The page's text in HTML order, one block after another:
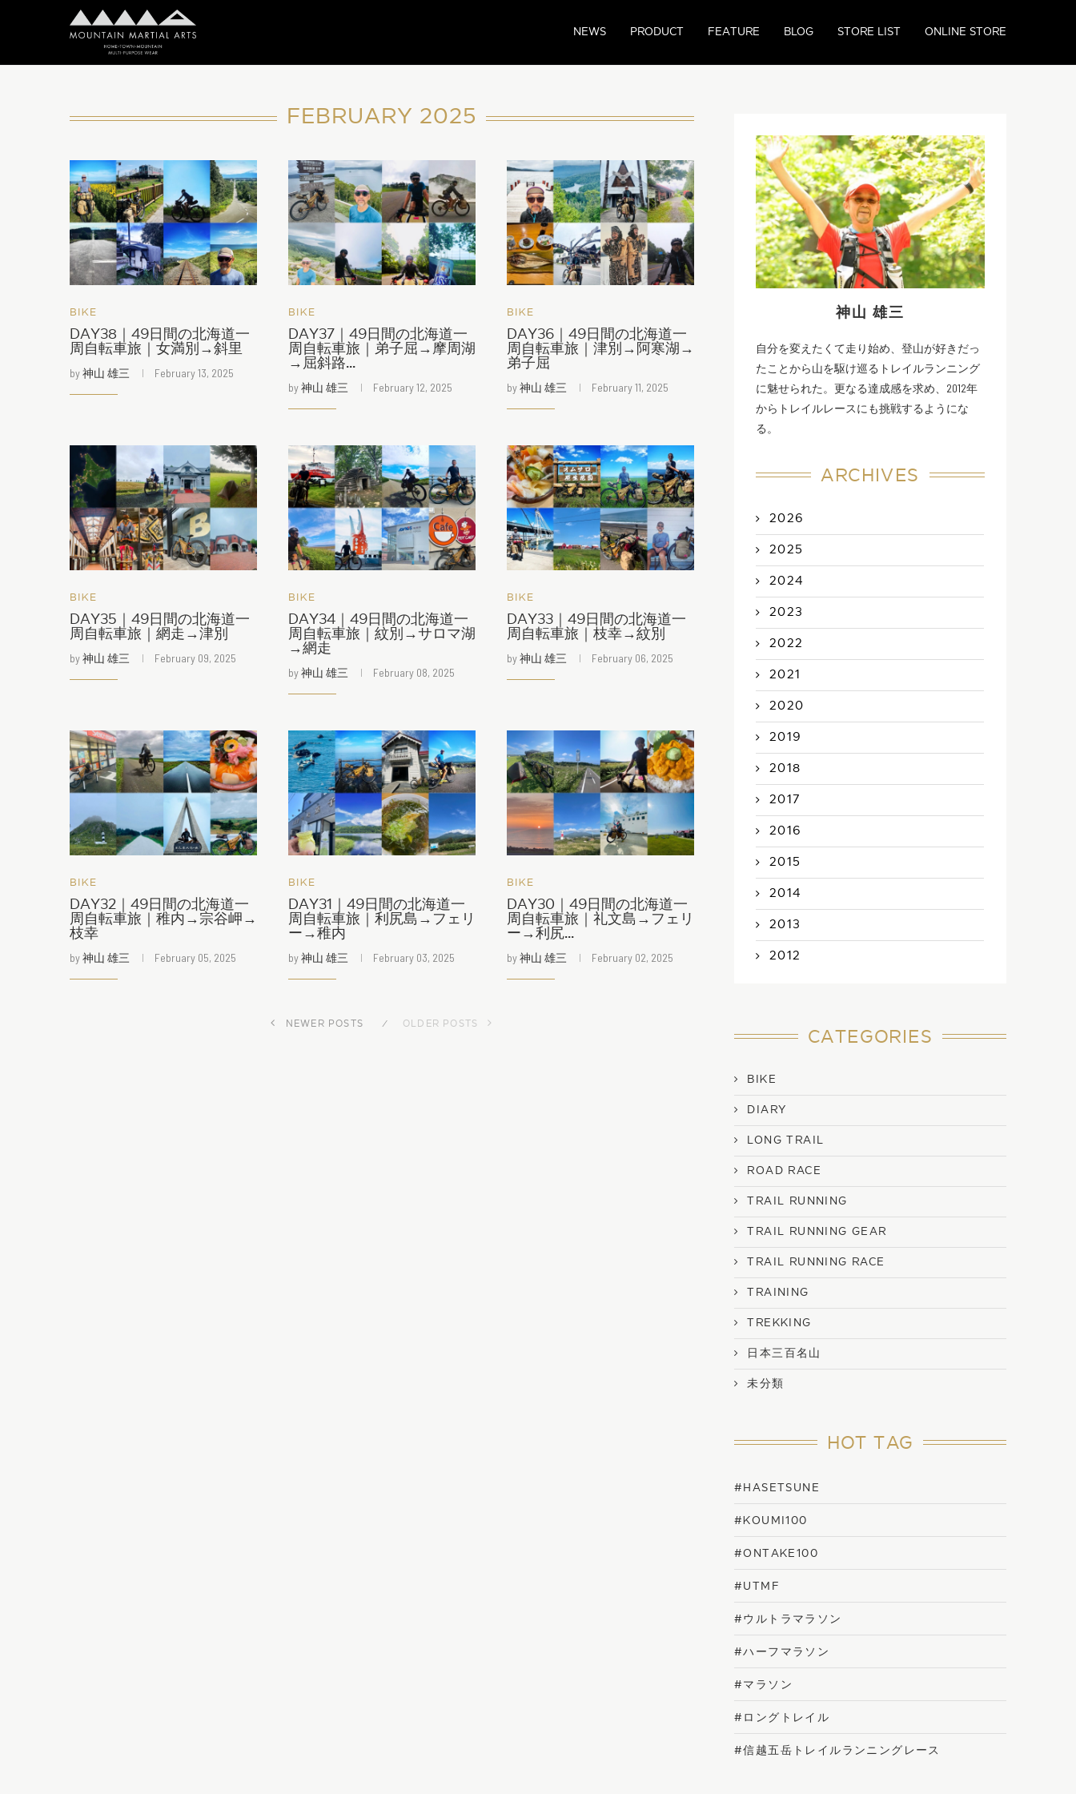
NEWS PRODUCT FEATURE BLOG STORE LIST ONLINE STORE
FEBRUARY 2025
BIKE
DAY38｜49日間の北海道一
周自転車旅｜女満別→斜里
by神山 雄三 February 13, 2025
BIKE
DAY37｜49日間の北海道一
周自転車旅｜弟子屈→摩周湖
→屈斜路...
by神山 雄三 February 12, 2025
BIKE
DAY36｜49日間の北海道一
周自転車旅｜津別→阿寒湖→
弟子屈
by神山 雄三 February 11, 2025
BIKE
DAY35｜49日間の北海道一
周自転車旅｜網走→津別
by神山 雄三 February 09, 2025
BIKE
DAY34｜49日間の北海道一
周自転車旅｜紋別→サロマ湖
→網走
by神山 雄三 February 08, 2025
BIKE
DAY33｜49日間の北海道一
周自転車旅｜枝幸→紋別
by神山 雄三 February 06, 2025
BIKE
DAY32｜49日間の北海道一
周自転車旅｜稚内→宗谷岬→
枝幸
by神山 雄三 February 05, 2025
BIKE
DAY31｜49日間の北海道一
周自転車旅｜利尻島→フェリ
ー→稚内
by神山 雄三 February 03, 2025
BIKE
DAY30｜49日間の北海道一
周自転車旅｜礼文島→フェリ
ー→利尻...
by神山 雄三 February 02, 2025
NEWER POSTS OLDER POSTS
神山 雄三
自分を変えたくて走り始め、登山が好きだっ
たことから山を駆け巡るトレイルランニング
に魅せられた。更なる達成感を求め、2012年
からトレイルレースにも挑戦するようにな
る。
ARCHIVES
2026
2025
2024
2023
2022
2021
2020
2019
2018
2017
2016
2015
2014
2013
2012
CATEGORIES
BIKE
DIARY
LONG TRAIL
ROAD RACE
TRAIL RUNNING
TRAIL RUNNING GEAR
TRAIL RUNNING RACE
TRAINING
TREKKING
日本三百名山
未分類
HOT TAG
#HASETSUNE
#KOUMI100
#ONTAKE100
#UTMF
#ウルトラマラソン
#ハーフマラソン
#マラソン
#ロングトレイル
#信越五岳トレイルランニングレース